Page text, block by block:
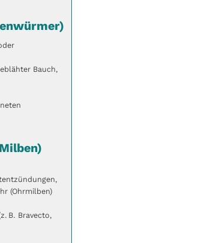
Bauch,
(Ohrmilben)
B. Bravecto,